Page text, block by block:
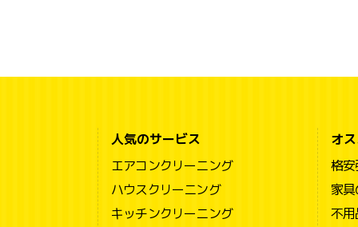
人気のサービス
エアコンクリーニング
ハウスクリーニング
キッチンクリーニング
オ
格
家
不